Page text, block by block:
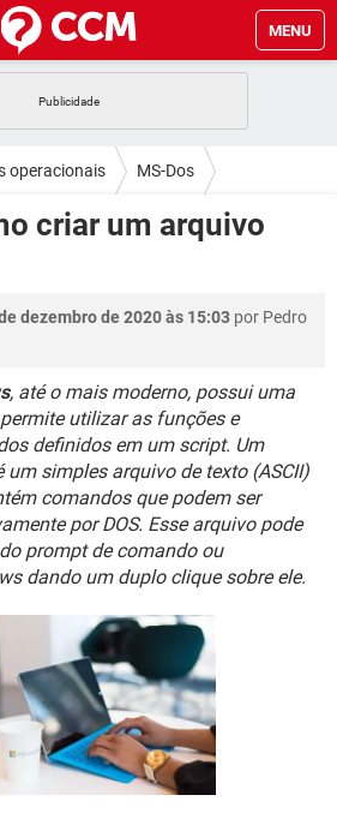
MENU
FACEBOOK
EXCEL
WHATSAPP
FACEBOOK
GMAIL
GMAIL
WHATSAPP
EXCEL
GMAIL
WHATSAPP
FACEBOOK
EXCEL
GMAIL
operacionais MS-Dos
criar um arquivo
dezembro de 2020 às 15:03 por Pedro
, até o mais moderno, possui uma
utilizar as funções e
definidos em um script. Um
simples arquivo de texto (ASCII)
comandos que podem ser
por DOS. Esse arquivo pode
prompt de comando ou
dando um duplo clique sobre ele.